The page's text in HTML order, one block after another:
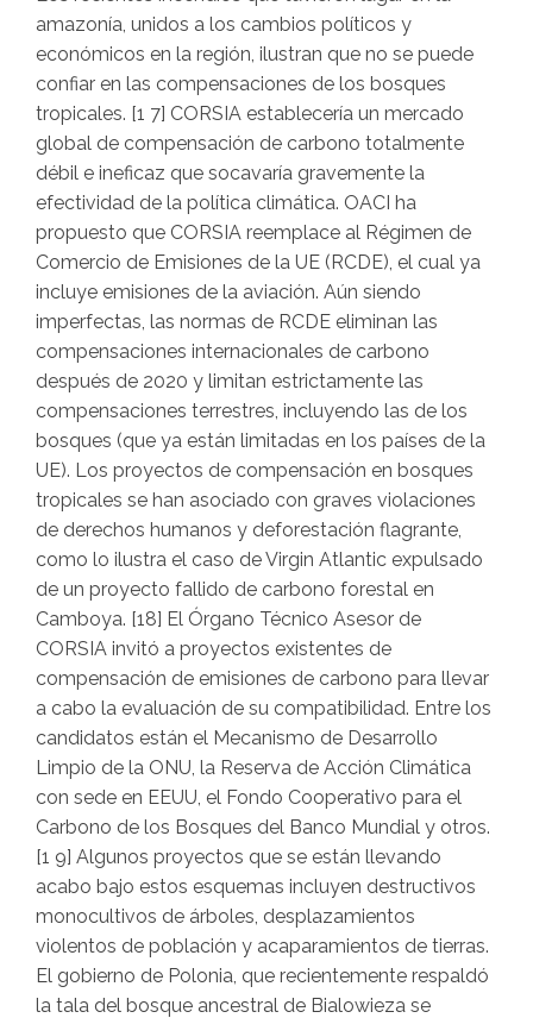
amazonía, unidos a los cambios políticos y
económicos en la región, ilustran que no se puede
confiar en las compensaciones de los bosques
tropicales. [1 7] CORSIA establecería un mercado
global de compensación de carbono totalmente
débil e ineficaz que socavaría gravemente la
efectividad de la política climática. OACI ha
propuesto que CORSIA reemplace al Régimen de
Comercio de Emisiones de la UE (RCDE), el cual ya
incluye emisiones de la aviación. Aún siendo
imperfectas, las normas de RCDE eliminan las
compensaciones internacionales de carbono
después de 2020 y limitan estrictamente las
compensaciones terrestres, incluyendo las de los
bosques (que ya están limitadas en los países de la
UE). Los proyectos de compensación en bosques
tropicales se han asociado con graves violaciones
de derechos humanos y deforestación flagrante,
como lo ilustra el caso de Virgin Atlantic expulsado
de un proyecto fallido de carbono forestal en
Camboya. [18] El Órgano Técnico Asesor de
CORSIA invitó a proyectos existentes de
compensación de emisiones de carbono para llevar
a cabo la evaluación de su compatibilidad. Entre los
candidatos están el Mecanismo de Desarrollo
Limpio de la ONU, la Reserva de Acción Climática
con sede en EEUU, el Fondo Cooperativo para el
Carbono de los Bosques del Banco Mundial y otros.
[1 9] Algunos proyectos que se están llevando
acabo bajo estos esquemas incluyen destructivos
monocultivos de árboles, desplazamientos
violentos de población y acaparamientos de tierras.
El gobierno de Polonia, que recientemente respaldó
la tala del bosque ancestral de Bialowieza se